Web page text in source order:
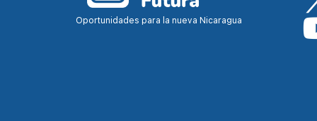
Oportunidades para la nueva Nicaragua